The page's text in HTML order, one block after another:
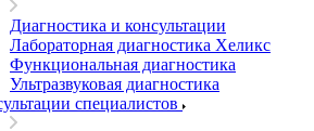
Диагностика и консультации
Лабораторная диагностика Хеликс
Функциональная диагностика
Ультразвуковая диагностика
специалистов